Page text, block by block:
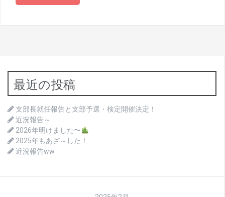
最近の投稿
支部長就任報告と支部予選・検定開催決定！
近況報告～
2026年明けました〜
2025年もあざ～した！
近況報告ww